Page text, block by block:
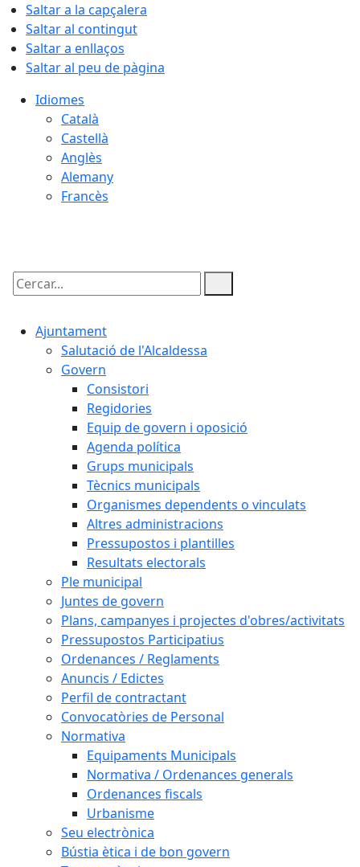
Saltar a la capçalera
Saltar al contingut
Saltar a enllaços
Saltar al peu de pàgina
Idiomes
Català
Castellà
Anglès
Alemany
Francès
Cercar:
Ajuntament
Salutació de l'Alcaldessa
Govern
Consistori
Regidories
Equip de govern i oposició
Agenda política
Grups municipals
Tècnics municipals
Organismes dependents o vinculats
Altres administracions
Pressupostos i plantilles
Resultats electorals
Ple municipal
Juntes de govern
Plans, campanyes i projectes d'obres/activitats
Pressupostos Participatius
Ordenances / Reglaments
Anuncis / Edictes
Perfil de contractant
Convocatòries de Personal
Normativa
Equipaments Municipals
Normativa / Ordenances generals
Ordenances fiscals
Urbanisme
Seu electrònica
Bústia ètica i de bon govern